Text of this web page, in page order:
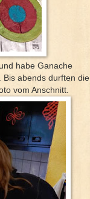
habe Ganache
Bis abends durften die
vom Anschnitt.